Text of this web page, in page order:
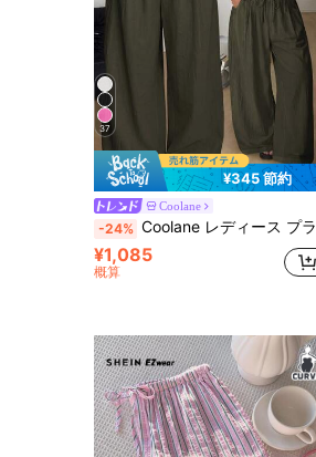
37
¥345 節約
Coolane
-24% Coolane レディース プラスサイズ 夏秋 お出かけ 旅行 フォーマル ビーチ カジュアル エレガント ボヘミアン風 オーバーサイズ ドローストリング ウエスト コットン ルーズパンツ グリーン
¥1,085
概算